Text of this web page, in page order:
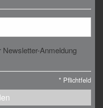
Newsletter-Anmeldung
* Pflichtfeld